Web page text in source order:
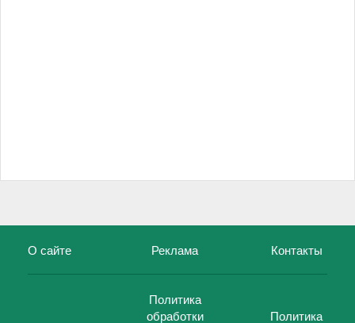
О сайте Реклама Контакты
Политика
обработки
Политика